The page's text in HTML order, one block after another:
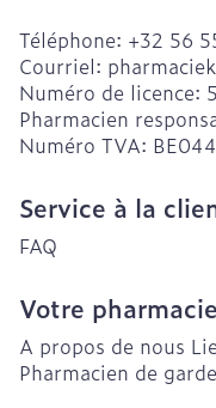
Téléphone: +32 56
Courriel:
Numéro de licence:
Pharmacien
Numéro TVA:
Service à la
FAQ
Votre pharmacie
A propos de nous
Pharmacien de garde